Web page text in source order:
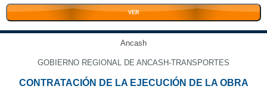
VER
Ancash
GOBIERNO REGIONAL DE ANCASH-TRANSPORTES
CONTRATACIÓN DE LA EJECUCIÓN DE LA OBRA